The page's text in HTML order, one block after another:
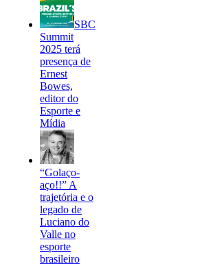
SBC
Summit
2025 terá
presença de
Ernest
Bowes,
editor do
Esporte e
Mídia
“Golaço-
aço!!” A
trajetória e o
legado de
Luciano do
Valle no
esporte
brasileiro